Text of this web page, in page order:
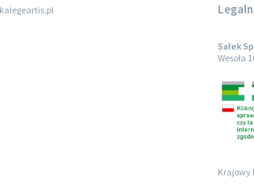
Sałek
Wesoła
Krajowy